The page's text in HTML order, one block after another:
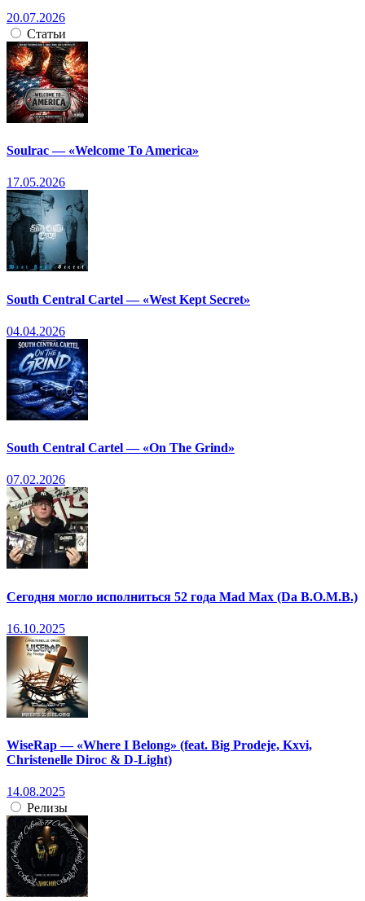
20.07.2026
Статьи
Soulrac — «Welcome To America»
17.05.2026
South Central Cartel — «West Kept Secret»
04.04.2026
South Central Cartel — «On The Grind»
07.02.2026
Сегодня могло исполниться 52 года Mad Max (Da B.O.M.B.)
16.10.2025
WiseRap — «Where I Belong» (feat. Big Prodeje, Kxvi,
Christenelle Diroc & D-Light)
14.08.2025
Релизы